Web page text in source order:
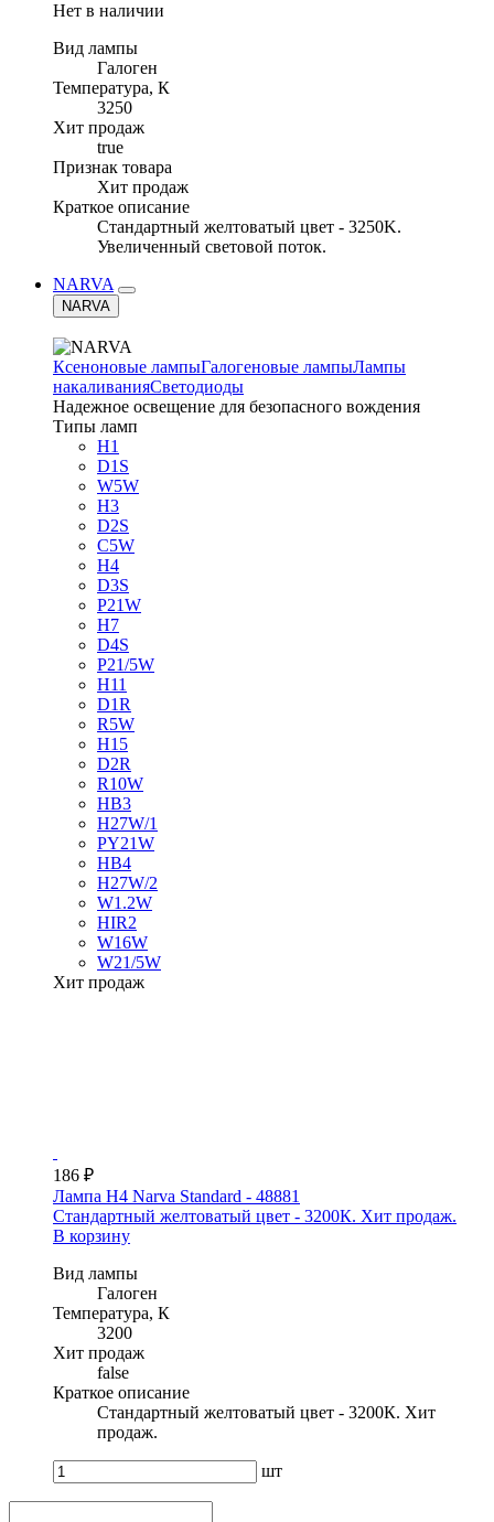
Нет в наличии
Вид лампы
Галоген
Температура, К
3250
Хит продаж
true
Признак товара
Хит продаж
Краткое описание
Стандартный желтоватый цвет - 3250K.
Увеличенный световой поток.
NARVA
NARVA
Ксеноновые лампыГалогеновые лампыЛампы
накаливанияСветодиоды
Надежное освещение для безопасного вождения
Типы ламп
H1
D1S
W5W
H3
D2S
C5W
H4
D3S
P21W
H7
D4S
P21/5W
H11
D1R
R5W
H15
D2R
R10W
HB3
H27W/1
PY21W
HB4
H27W/2
W1.2W
HIR2
W16W
W21/5W
Хит продаж
186 ₽
Лампа H4 Narva Standard - 48881
Стандартный желтоватый цвет - 3200К. Хит продаж.
В корзину
Вид лампы
Галоген
Температура, К
3200
Хит продаж
false
Краткое описание
Стандартный желтоватый цвет - 3200К. Хит
продаж.
шт